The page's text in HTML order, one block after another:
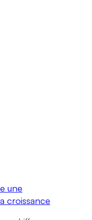
une
croissance